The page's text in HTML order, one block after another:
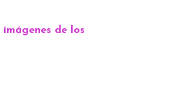
imágenes de los